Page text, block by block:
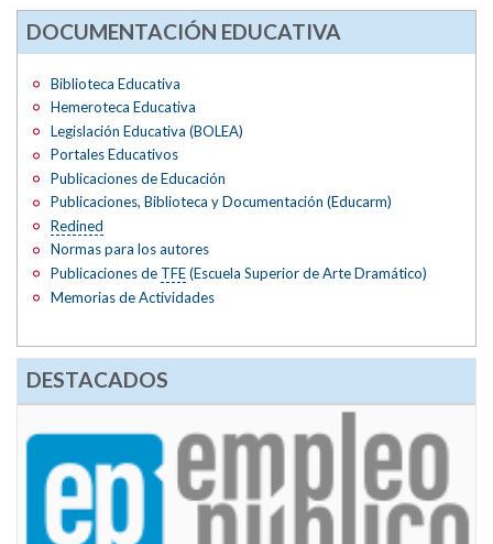
DOCUMENTACIÓN EDUCATIVA
Biblioteca Educativa
Hemeroteca Educativa
Legislación Educativa (BOLEA)
Portales Educativos
Publicaciones de Educación
Publicaciones, Biblioteca y Documentación (Educarm)
Redined
Normas para los autores
Publicaciones de TFE(Escuela Superior de Arte Dramático)
Memorias de Actividades
DESTACADOS